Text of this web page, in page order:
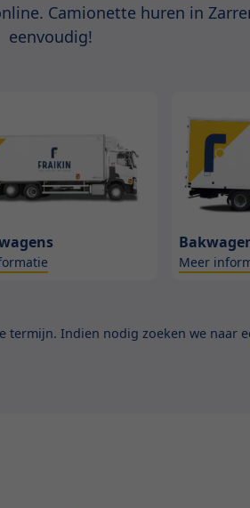
Camionette huren in
eenvoudig!
Meer
termijn. Indien nodig zoeken we naar